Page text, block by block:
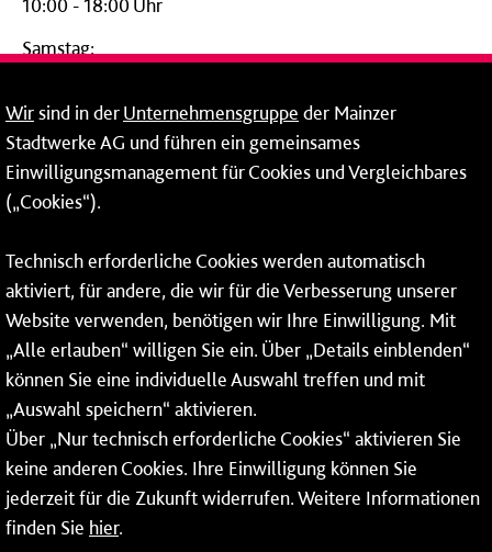
10:00 - 18:00 Uhr
Samstag:
24-Stunden-Telefon*
06131 – 12 77 77
Fax: 06131 – 12 66 66
* Montags bis freitags bis 7 und ab 18 Uhr sowie an
Wochenenden und Feiertagen ganztags werden Ihre
Anrufe je nach Themenauswahl an ein Callcenter des
RMV oder von nextbike weitergeleitet. Dort erhalten Sie
ausschließlich Auskünfte zum Fahrplan bzw. zu
meinRad.
Wirsind in derUnternehmensgruppe der Mainzer
Stadtwerke AG und führen ein gemeinsames
Einwilligungsmanagement für Cookies und Vergleichbares
(„Cookies“).
Technisch erforderliche Cookies werden automatisch
aktiviert, für andere, die wir für die Verbesserung unserer
Website verwenden, benötigen wir Ihre Einwilligung. Mit
„Alle erlauben“ willigen Sie ein. Über „Details einblenden“
können Sie eine individuelle Auswahl treffen und mit
„Auswahl speichern“ aktivieren.
Über „Nur technisch erforderliche Cookies“ aktivieren Sie
keine anderen Cookies. Ihre Einwilligung können Sie
jederzeit für die Zukunft widerrufen. Weitere Informationen
finden Sie hier.